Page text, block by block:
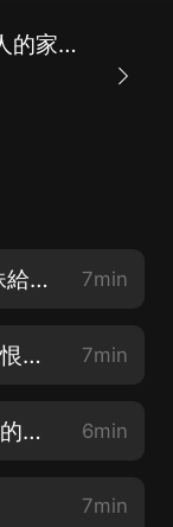
生活本色I小娘愁嫁I女人的家庭戰爭I婆婆媳婦小姑子
第1章 奇葩家庭的狗血八卦-妹妹給姐夫下藥 7min
第2章 為財賣肉的姐姐和因妒成恨的妹妹 7min
第3章 毫不要臉的妹妹揭開姐姐的遮羞布 6min
7min